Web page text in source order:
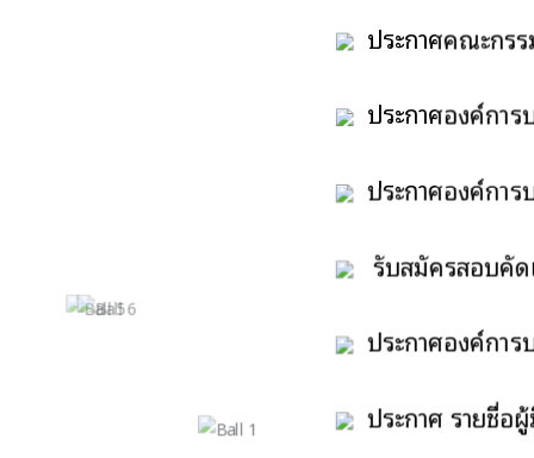
ประกาศคณะกรร
ประกาศองค์การ
ประเภทวิชาการ
ประกาศองค์การ
รับสมัครสอบคัดเ
ประกาศองค์การ
ประกาศ รายชื่อผู้